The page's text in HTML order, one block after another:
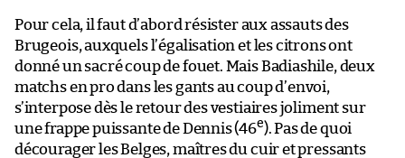
Pour cela, il faut d’abord résister aux assauts des
Brugeois, auxquels l’égalisation et les citrons ont
donné un sacré coup de fouet. Mais Badiashile, deux
matchs en pro dans les gants au coup d’envoi,
s’interpose dès le retour des vestiaires joliment sur
une frappe puissante de Dennis (46e). Pas de quoi
décourager les Belges, maîtres du cuir et pressants